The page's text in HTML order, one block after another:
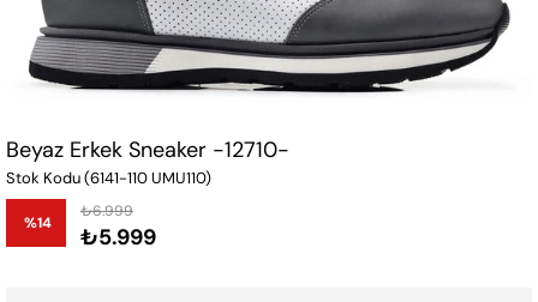
Beyaz Erkek Sneaker -12710-
Stok Kodu(6141-110 UMU110)
%14
İndirim
₺6.999
₺5.999